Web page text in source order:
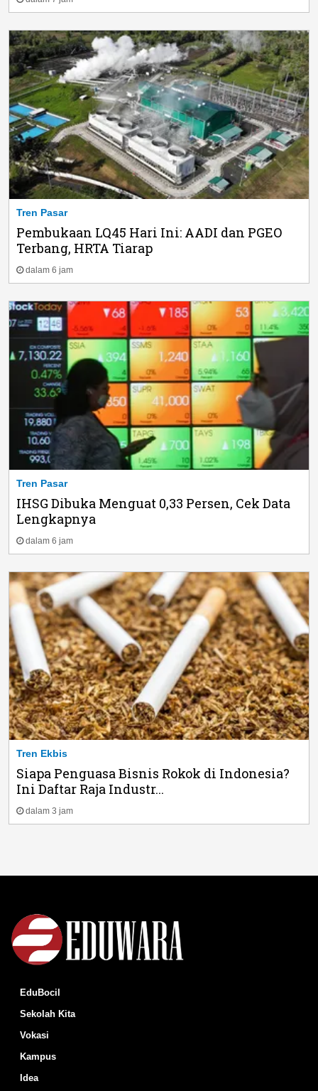
Tren Pasar
Pembukaan LQ45 Hari Ini: AADI dan PGEO
Terbang, HRTA Tiarap
dalam 6 jam
Tren Pasar
IHSG Dibuka Menguat 0,33 Persen, Cek Data
Lengkapnya
dalam 6 jam
Tren Ekbis
Siapa Penguasa Bisnis Rokok di Indonesia?
Ini Daftar Raja Industr...
dalam 3 jam
EduBocil
Sekolah Kita
Vokasi
Kampus
Idea